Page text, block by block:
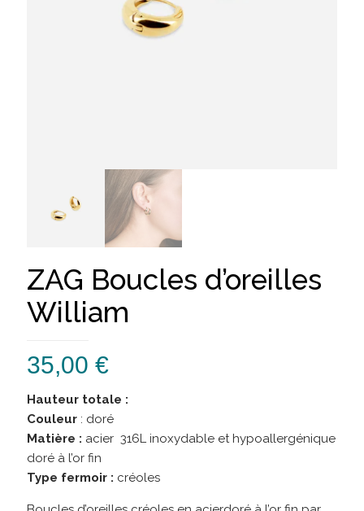
ZAG Boucles d’oreilles
William
35,00 €
Hauteur totale :
Couleur : doré
Matière : acier 316L inoxydable et hypoallergénique
doré à l’or fin
Type fermoir : créoles